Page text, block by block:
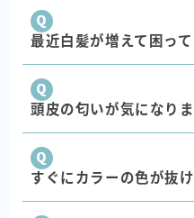
最近白髪が増えて困っ
頭皮の匂いが気になり
すぐにカラーの色が抜